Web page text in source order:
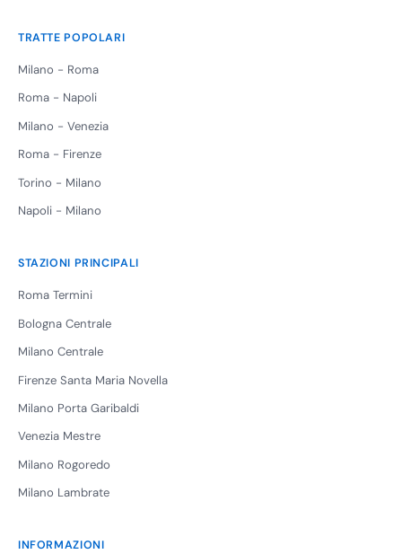
TRATTE POPOLARI
Milano - Roma
Roma - Napoli
Milano - Venezia
Roma - Firenze
Torino - Milano
Napoli - Milano
STAZIONI PRINCIPALI
Roma Termini
Bologna Centrale
Milano Centrale
Firenze Santa Maria Novella
Milano Porta Garibaldi
Venezia Mestre
Milano Rogoredo
Milano Lambrate
INFORMAZIONI